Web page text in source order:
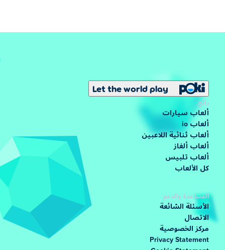
Let the world play
رائج
ألعاب سيارات
ألعاب io
ألعاب ثنائية اللاعبين
ألعاب ألغاز
ألعاب تلبيس
كل الألعاب
المساعدة والدعم
الأسئلة الشائعة
الاتصال
مركز الخصوصية
Privacy Statement